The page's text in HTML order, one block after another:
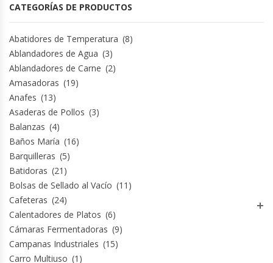
Hornos Turbos / Convectores
Hornos Industriales
Laminadora De Masas
Lavafondos
Lavavajillas
Licuadoras Industriales
Mesones Refrigerados
Mesones Saladette
CATEGORÍAS DE PRODUCTOS
Abatidores de Temperatura (8)
Ablandadores de Agua (3)
Ablandadores de Carne (2)
Amasadoras (19)
Anafes (13)
Asaderas de Pollos (3)
Balanzas (4)
Baños María (16)
Barquilleras (5)
Batidoras (21)
Bolsas de Sellado al Vacío (11)
Cafeteras (24)
Calentadores de Platos (6)
Cámaras Fermentadoras (9)
Campanas Industriales (15)
Carro Multiuso (1)